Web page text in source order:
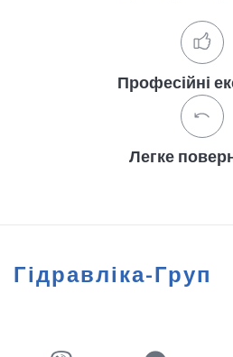
Професійні
Легке
Гідравліка-Груп